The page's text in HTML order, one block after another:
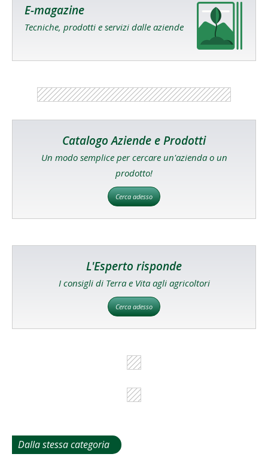
E-magazine
Tecniche, prodotti e servizi dalle aziende
Catalogo Aziende e Prodotti
Un modo semplice per cercare un'azienda o un
prodotto!
Cerca adesso
L'Esperto risponde
I consigli di Terra e Vita agli agricoltori
Cerca adesso
Dalla stessa categoria